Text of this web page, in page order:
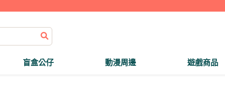
盲盒公仔 動漫周邊 遊戲商品